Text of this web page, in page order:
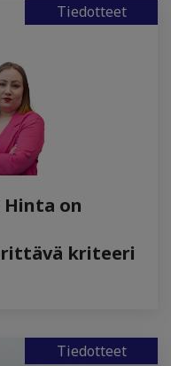
Tiedotteet
Hinta on
kriteeri
Tiedotteet